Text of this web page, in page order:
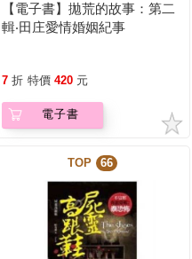
【電子書】拋荒的故事：第二
輯‧田庄愛情婚姻紀事
7 折 特價 420 元
電子書
TOP 66